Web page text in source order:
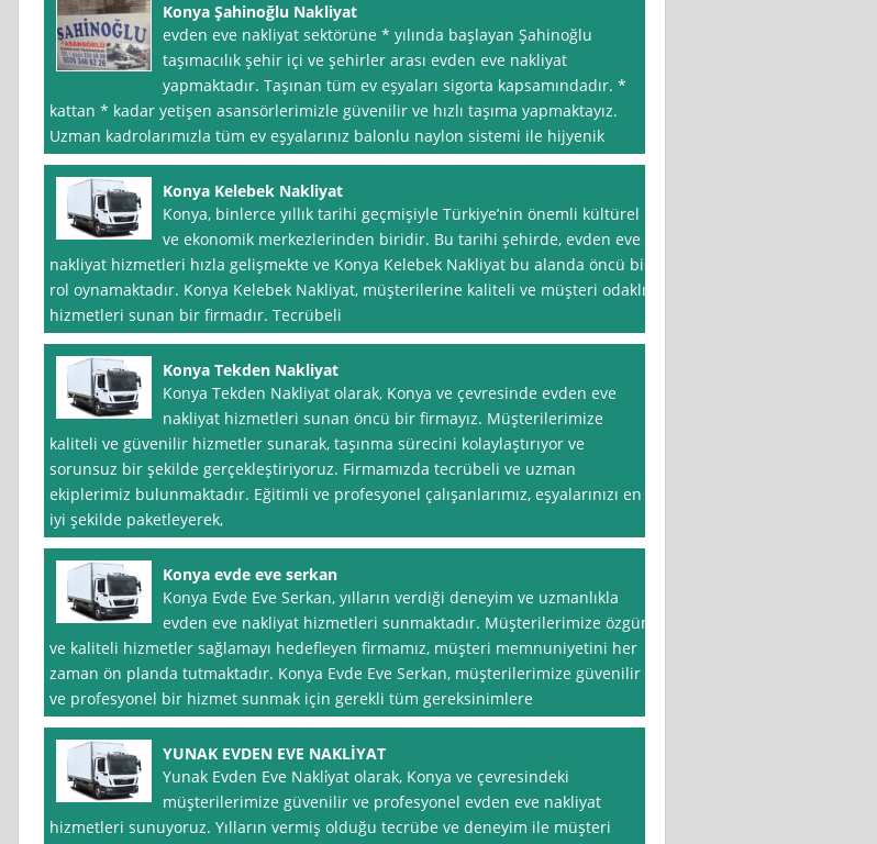
Konya Şahinoğlu Nakliyat
evden eve nakliyat sektörüne * yılında başlayan Şahinoğlu
taşımacılık şehir içi ve şehirler arası evden eve nakliyat
yapmaktadır. Taşınan tüm ev eşyaları sigorta kapsamındadır. *
kattan * kadar yetişen asansörlerimizle güvenilir ve hızlı taşıma yapmaktayız.
Uzman kadrolarımızla tüm ev eşyalarınız balonlu naylon sistemi ile hijyenik
Konya Kelebek Nakliyat
Konya, binlerce yıllık tarihi geçmişiyle Türkiye’nin önemli kültürel
ve ekonomik merkezlerinden biridir. Bu tarihi şehirde, evden eve
nakliyat hizmetleri hızla gelişmekte ve Konya Kelebek Nakliyat bu alanda öncü bir
rol oynamaktadır. Konya Kelebek Nakliyat, müşterilerine kaliteli ve müşteri odaklı
hizmetleri sunan bir firmadır. Tecrübeli
Konya Tekden Nakliyat
Konya Tekden Nakliyat olarak, Konya ve çevresinde evden eve
nakliyat hizmetleri sunan öncü bir firmayız. Müşterilerimize
kaliteli ve güvenilir hizmetler sunarak, taşınma sürecini kolaylaştırıyor ve
sorunsuz bir şekilde gerçekleştiriyoruz. Firmamızda tecrübeli ve uzman
ekiplerimiz bulunmaktadır. Eğitimli ve profesyonel çalışanlarımız, eşyalarınızı en
iyi şekilde paketleyerek,
Konya evde eve serkan
Konya Evde Eve Serkan, yılların verdiği deneyim ve uzmanlıkla
evden eve nakliyat hizmetleri sunmaktadır. Müşterilerimize özgün
ve kaliteli hizmetler sağlamayı hedefleyen firmamız, müşteri memnuniyetini her
zaman ön planda tutmaktadır. Konya Evde Eve Serkan, müşterilerimize güvenilir
ve profesyonel bir hizmet sunmak için gerekli tüm gereksinimlere
YUNAK EVDEN EVE NAKLİYAT
Yunak Evden Eve Nakli̇yat olarak, Konya ve çevresindeki
müşterilerimize güvenilir ve profesyonel evden eve nakliyat
hizmetleri sunuyoruz. Yılların vermiş olduğu tecrübe ve deneyim ile müşteri